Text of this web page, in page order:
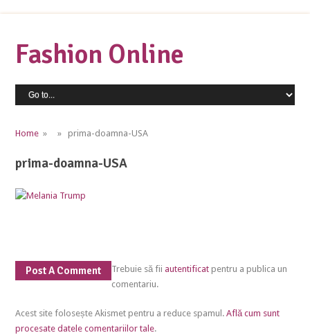
Fashion Online
Home» » prima-doamna-USA
prima-doamna-USA
Post A Comment Trebuie să fii autentificatpentru a publica un
comentariu.
Acest site folosește Akismet pentru a reduce spamul. Află cum sunt
procesate datele comentariilor tale.